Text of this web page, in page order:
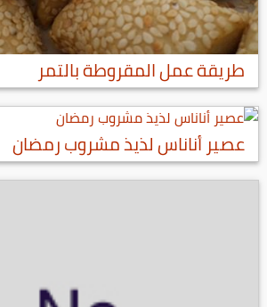
طريقة عمل المقروطة بالتمر
عصير أناناس لذيذ مشروب رمضان